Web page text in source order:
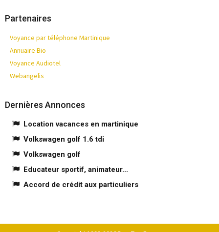
Partenaires
Voyance par téléphone Martinique
Annuaire Bio
Voyance Audiotel
Webangelis
Dernières Annonces
Location vacances en martinique
Volkswagen golf 1.6 tdi
Volkswagen golf
Educateur sportif, animateur...
Accord de crédit aux particuliers